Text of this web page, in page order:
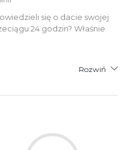
się o dacie swojej
24 godzin? Właśnie
Rozwiń